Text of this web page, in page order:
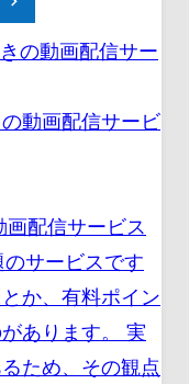
動画配信サービ
配信サービス
のサービスです
か、有料ポイン
あります。 実
ため、その観点